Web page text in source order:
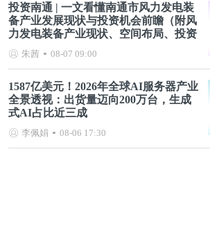
投资南通 | 一文看懂南通市风力发电装
备产业发展现状与投资机会前瞻（附风
力发电装备产业现状、空间布局、投资
机会分析等）
朱茜 08-07 09:00
1587亿美元！2026年全球AI服务器产业
全景透视：出货量迈向200万台，生成
式AI占比近三成
李佩娟 08-06 17:30